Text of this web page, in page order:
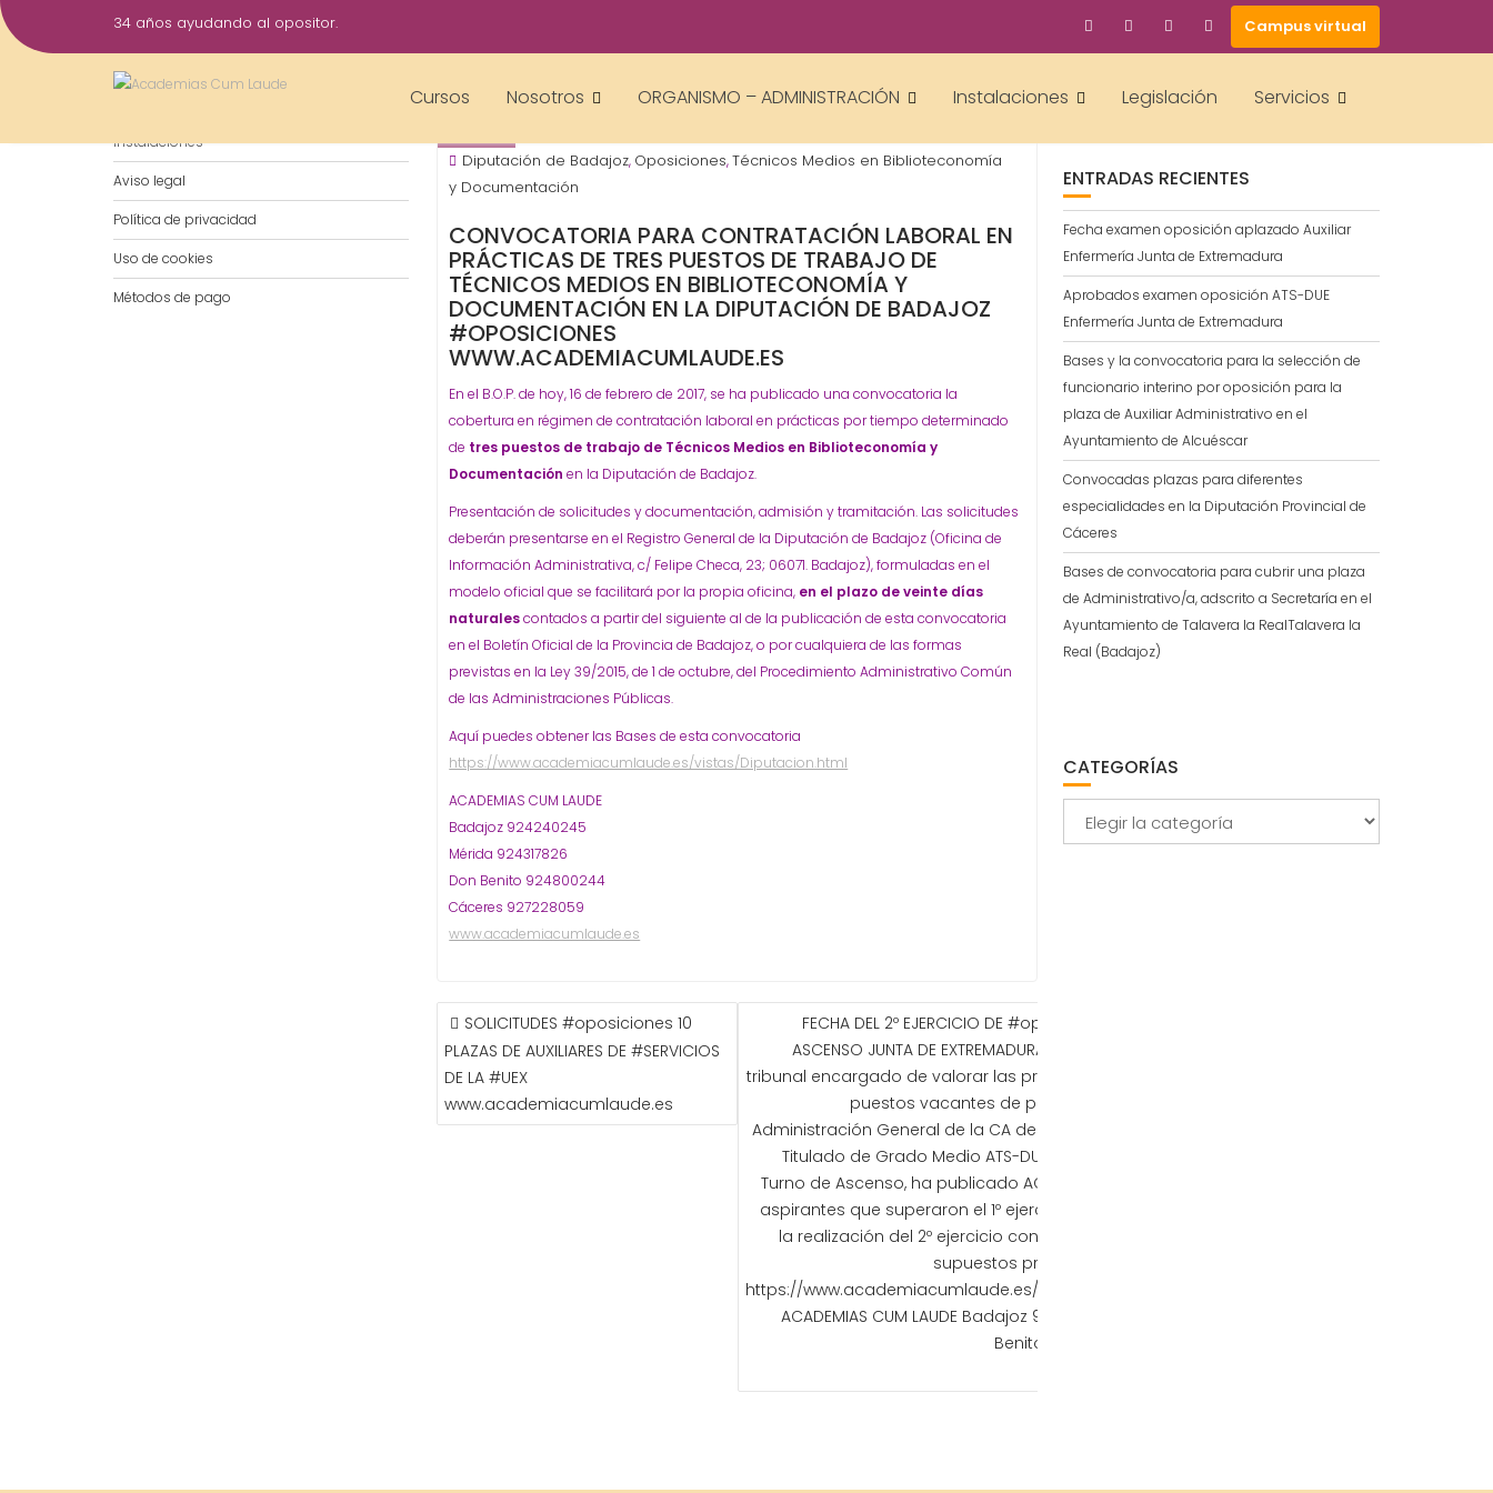
Saltar
al
34 años ayudando al opositor. Campus virtual
Cursos Nosotros ORGANISMO – ADMINISTRACIÓN Instalaciones Legislación Servicios
16
academiacumlaudeoposiciones
Diputación de Badajoz, Oposiciones,Técnicos Medios en Biblioteconomía
y Documentación
CONVOCATORIA PARA CONTRATACIÓN LABORAL EN
PRÁCTICAS DE TRES PUESTOS DE TRABAJO DE
TÉCNICOS MEDIOS EN BIBLIOTECONOMÍA Y
DOCUMENTACIÓN EN LA DIPUTACIÓN DE BADAJOZ
#OPOSICIONES
WWW.ACADEMIACUMLAUDE.ES
En el B.O.P. de hoy, 16 de febrero de 2017, se ha publicado una convocatoria la
cobertura en régimen de contratación laboral en prácticas por tiempo determinado
de tres puestos de trabajo de Técnicos Medios en Biblioteconomía y
Documentaciónen la Diputación de Badajoz.
Presentación de solicitudes y documentación, admisión y tramitación. Las solicitudes
deberán presentarse en el Registro General de la Diputación de Badajoz (Oficina de
Información Administrativa, c/ Felipe Checa, 23; 06071. Badajoz), formuladas en el
modelo oficial que se facilitará por la propia oficina, en el plazo de veinte días
naturalescontados a partir del siguiente al de la publicación de esta convocatoria
en el Boletín Oficial de la Provincia de Badajoz, o por cualquiera de las formas
previstas en la Ley 39/2015, de 1 de octubre, del Procedimiento Administrativo Común
de las Administraciones Públicas.
Aquí puedes obtener las Bases de esta convocatoria
https://www.academiacumlaude.es/vistas/Diputacion.html
ACADEMIAS CUM LAUDE
Badajoz 924240245
Mérida 924317826
Don Benito 924800244
Cáceres 927228059
www.academiacumlaude.es
NAVEGACIÓN
DE
ENTRADAS
SOLICITUDES #oposiciones 10
PLAZAS DE AUXILIARES DE #SERVICIOS
DE LA #UEX
www.academiacumlaude.es
FECHA DEL 2º EJERCICIO DE #oposiciones ATS-DUE. TURNO LIBRE Y
ASCENSO JUNTA DE EXTREMADURA. www.academiacumlaude.es El
tribunal encargado de valorar las pruebas selectivas para acceso a
puestos vacantes de personal laboral del Grupo II de la
Administración General de la CA de Extremadura de la categoría de
Titulado de Grado Medio ATS-DUE tanto del Turno Libre como del
Turno de Ascenso, ha publicado ACUERDO donde se convoca a los
aspirantes que superaron el 1º ejercicio de las pruebas selectivas a
la realización del 2º ejercicio consistente en resolver uno o varios
supuestos prácticos. Enlace a la información:
https://www.academiacumlaude.es/vistas/JuntadeExtremadura.html
ACADEMIAS CUM LAUDE Badajoz 924240245 Mérida 924317826 Don
Benito 924800244 Cáceres 927228059
Instalaciones
Aviso legal
Política de privacidad
Uso de cookies
Métodos de pago
ENTRADAS RECIENTES
Fecha examen oposición aplazado Auxiliar
Enfermería Junta de Extremadura
Aprobados examen oposición ATS-DUE
Enfermería Junta de Extremadura
Bases y la convocatoria para la selección de
funcionario interino por oposición para la
plaza de Auxiliar Administrativo en el
Ayuntamiento de Alcuéscar
Convocadas plazas para diferentes
especialidades en la Diputación Provincial de
Cáceres
Bases de convocatoria para cubrir una plaza
de Administrativo/a, adscrito a Secretaría en el
Ayuntamiento de Talavera la RealTalavera la
Real (Badajoz)
CATEGORÍAS